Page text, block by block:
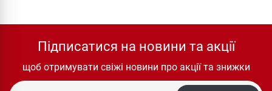
Підписатися на новини та акції
щоб отримувати свіжі новини про акції та знижки